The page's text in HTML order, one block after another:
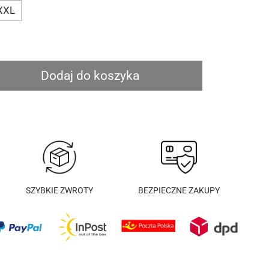
Dodaj do koszyka
SZYBKIE ZWROTY BEZPIECZNE ZAKUPY